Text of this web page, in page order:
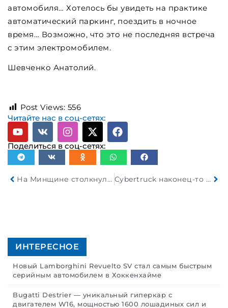
автомобиля… Хотелось бы увидеть на практике
автоматический паркинг, поездить в ночное
время… Возможно, что это не последняя встреча
с этим электромобилем.
Шевченко Анатолий.
Post Views: 556
Читайте нас в соц-сетях:
Поделиться в соц-сетях:
На Минщине столкнулись лесовоз и микроавтобус Cybertruck наконец-то получит FSD от Tesla
ИНТЕРЕСНОЕ
Новый Lamborghini Revuelto SV стал самым быстрым
серийным автомобилем в Хоккенхайме
Bugatti Destrier — уникальный гиперкар с
двигателем W16, мощностью 1600 лошадиных сил и